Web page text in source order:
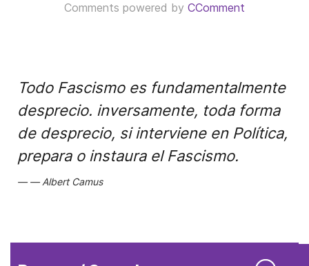
Comments powered by CComment
Todo Fascismo es fundamentalmente
desprecio. inversamente, toda forma
de desprecio, si interviene en Política,
prepara o instaura el Fascismo.
Albert Camus